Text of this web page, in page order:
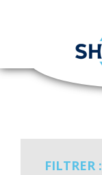
Skip
FILTRER :